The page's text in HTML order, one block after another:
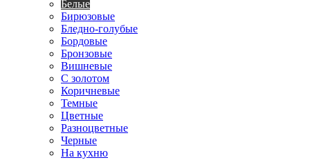
Белые
Бирюзовые
Бледно-голубые
Бордовые
Бронзовые
Вишневые
С золотом
Коричневые
Темные
Цветные
Разноцветные
Черные
На кухню